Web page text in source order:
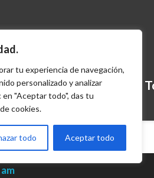
tu experiencia de navegación,
personalizado y analizar
"Aceptar todo", das tu
cookies.
todo Aceptar todo
buseta de Velotax en el
14, 2010